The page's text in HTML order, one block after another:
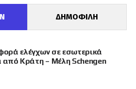
ΔΗΜΟΦΙΛΗ
ελέγχων σε εσωτερικά
από Κράτη – Μέλη Schengen